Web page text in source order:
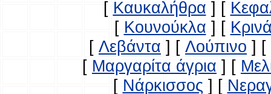
[ Καυκαλήθρα ] [
[ Κουνούκλα ] [
[ Λεβάντα ] [ Λούπινο ] [
[ Μαργαρίτα άγρια ] [
[ Νάρκισσος ] [